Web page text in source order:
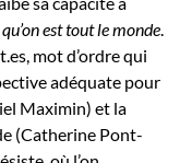
est tout le monde.
mot d’ordre qui
adéquate pour
Maximin) et la
(Catherine Pont-